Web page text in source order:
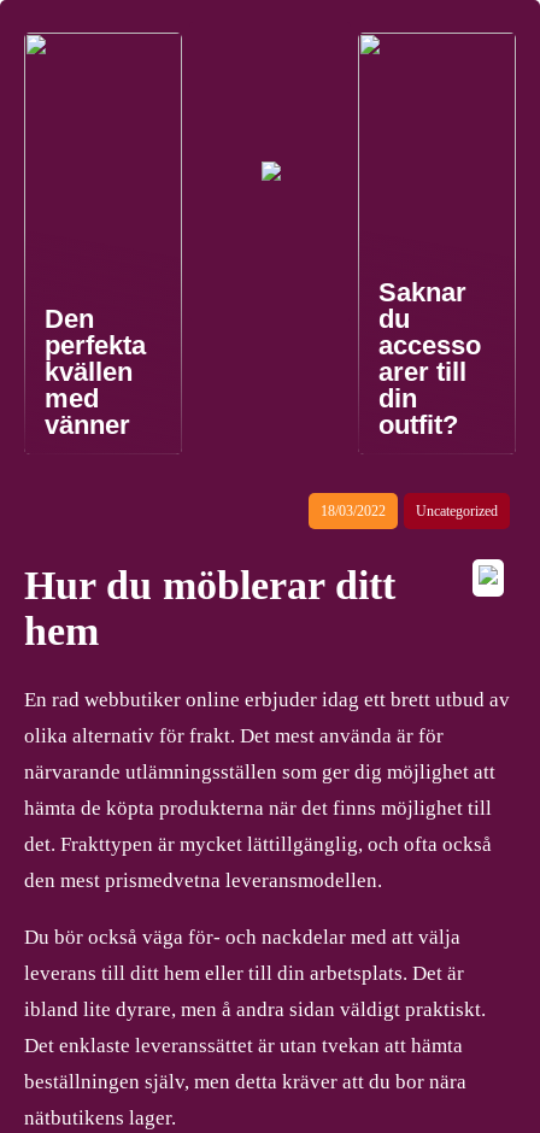
Den
perfekta
kvällen
med
vänner
Saknar
du
accesso
arer till
din
outfit?
18/03/2022 Uncategorized
Hur du möblerar ditt
hem
En rad webbutiker online erbjuder idag ett brett utbud av
olika alternativ för frakt. Det mest använda är för
närvarande utlämningsställen som ger dig möjlighet att
hämta de köpta produkterna när det finns möjlighet till
det. Frakttypen är mycket lättillgänglig, och ofta också
den mest prismedvetna leveransmodellen.
Du bör också väga för- och nackdelar med att välja
leverans till ditt hem eller till din arbetsplats. Det är
ibland lite dyrare, men å andra sidan väldigt praktiskt.
Det enklaste leveranssättet är utan tvekan att hämta
beställningen själv, men detta kräver att du bor nära
nätbutikens lager.